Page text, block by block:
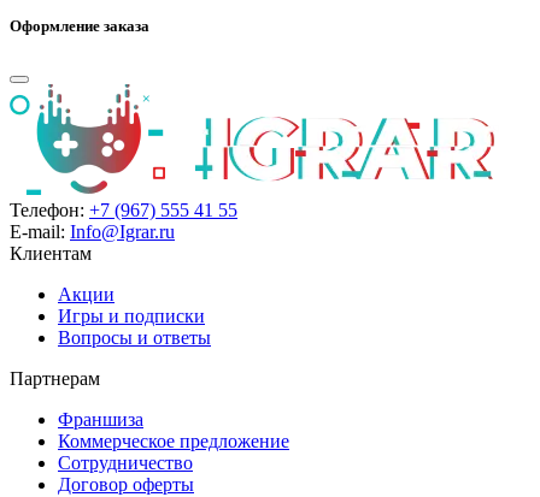
Оформление заказа
Телефон: +7 (967) 555 41 55
E-mail: Info@Igrar.ru
Клиентам
Акции
Игры и подписки
Вопросы и ответы
Партнерам
Франшиза
Коммерческое предложение
Сотрудничество
Договор оферты